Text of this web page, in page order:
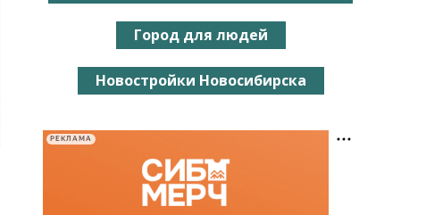
Город для людей
Новостройки Новосибирска
РЕКЛАМА